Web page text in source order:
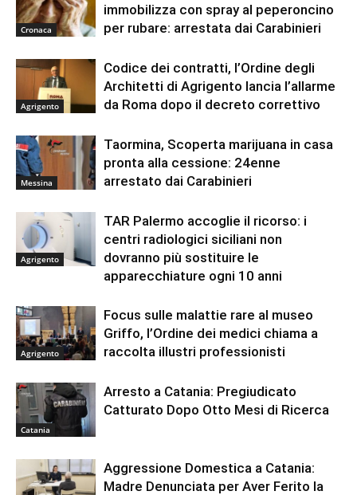
Cronaca
immobilizza con spray al peperoncino
per rubare: arrestata dai Carabinieri
Agrigento
Codice dei contratti, l’Ordine degli
Architetti di Agrigento lancia l’allarme
da Roma dopo il decreto correttivo
Messina
Taormina, Scoperta marijuana in casa
pronta alla cessione: 24enne
arrestato dai Carabinieri
Agrigento
TAR Palermo accoglie il ricorso: i
centri radiologici siciliani non
dovranno più sostituire le
apparecchiature ogni 10 anni
Agrigento
Focus sulle malattie rare al museo
Griffo, l’Ordine dei medici chiama a
raccolta illustri professionisti
Catania
Arresto a Catania: Pregiudicato
Catturato Dopo Otto Mesi di Ricerca
Aggressione Domestica a Catania:
Madre Denunciata per Aver Ferito la